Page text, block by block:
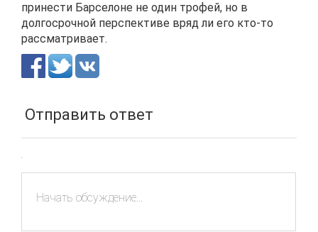
принести Барселоне не один трофей, но в
долгосрочной перспективе вряд ли его кто-то
рассматривает.
Отправить ответ